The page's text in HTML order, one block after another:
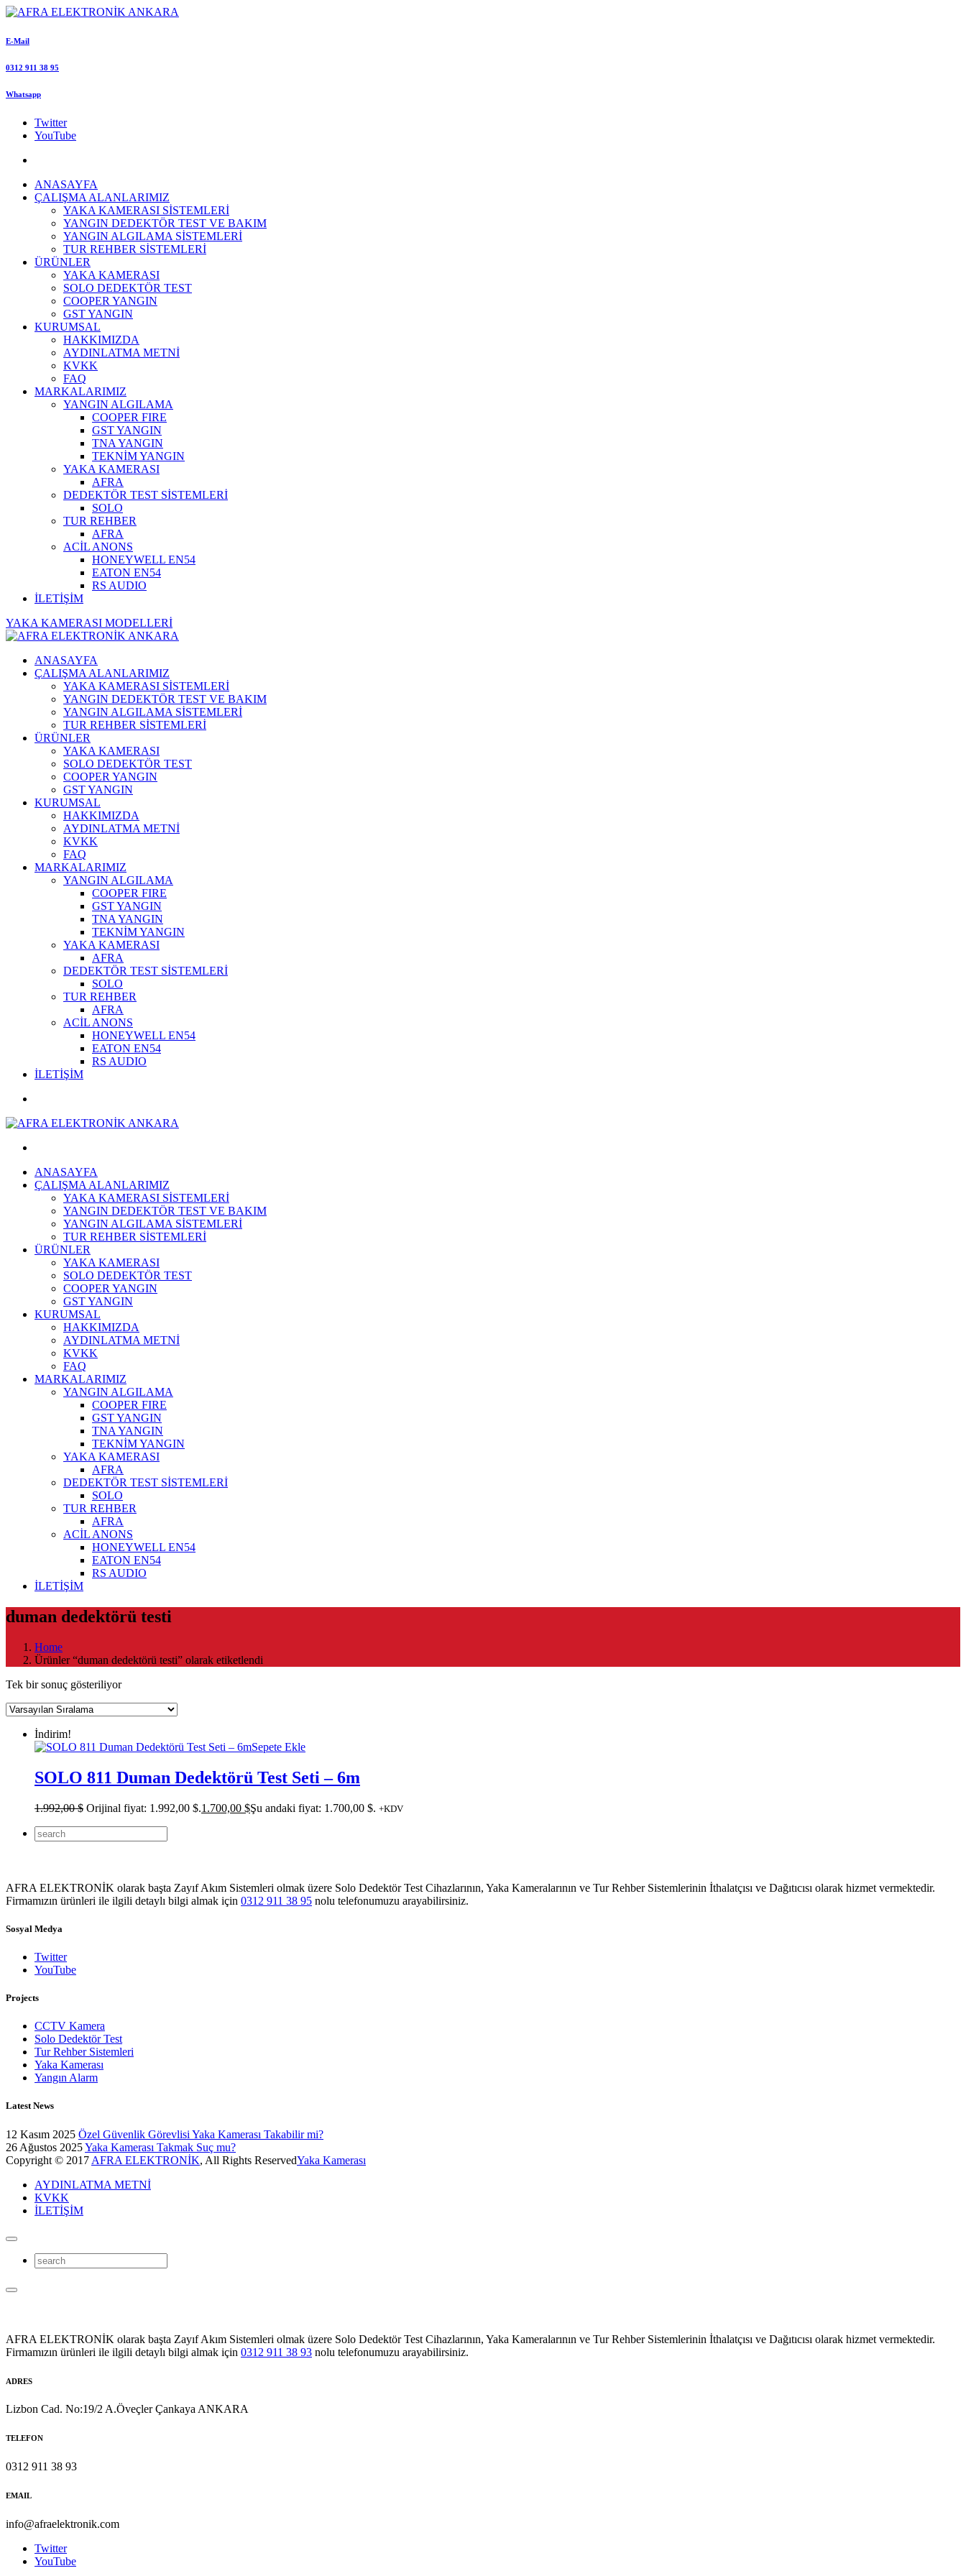
E-Mail
0312 911 38 95
Whatsapp
Twitter
YouTube
ANASAYFA
ÇALIŞMA ALANLARIMIZ
YAKA KAMERASI SİSTEMLERİ
YANGIN DEDEKTÖR TEST VE BAKIM
YANGIN ALGILAMA SİSTEMLERİ
TUR REHBER SİSTEMLERİ
ÜRÜNLER
YAKA KAMERASI
SOLO DEDEKTÖR TEST
COOPER YANGIN
GST YANGIN
KURUMSAL
HAKKIMIZDA
AYDINLATMA METNİ
KVKK
FAQ
MARKALARIMIZ
YANGIN ALGILAMA
COOPER FIRE
GST YANGIN
TNA YANGIN
TEKNİM YANGIN
YAKA KAMERASI
AFRA
DEDEKTÖR TEST SİSTEMLERİ
SOLO
TUR REHBER
AFRA
ACİL ANONS
HONEYWELL EN54
EATON EN54
RS AUDIO
İLETİŞİM
YAKA KAMERASI MODELLERİ
ANASAYFA
ÇALIŞMA ALANLARIMIZ
YAKA KAMERASI SİSTEMLERİ
YANGIN DEDEKTÖR TEST VE BAKIM
YANGIN ALGILAMA SİSTEMLERİ
TUR REHBER SİSTEMLERİ
ÜRÜNLER
YAKA KAMERASI
SOLO DEDEKTÖR TEST
COOPER YANGIN
GST YANGIN
KURUMSAL
HAKKIMIZDA
AYDINLATMA METNİ
KVKK
FAQ
MARKALARIMIZ
YANGIN ALGILAMA
COOPER FIRE
GST YANGIN
TNA YANGIN
TEKNİM YANGIN
YAKA KAMERASI
AFRA
DEDEKTÖR TEST SİSTEMLERİ
SOLO
TUR REHBER
AFRA
ACİL ANONS
HONEYWELL EN54
EATON EN54
RS AUDIO
İLETİŞİM
ANASAYFA
ÇALIŞMA ALANLARIMIZ
YAKA KAMERASI SİSTEMLERİ
YANGIN DEDEKTÖR TEST VE BAKIM
YANGIN ALGILAMA SİSTEMLERİ
TUR REHBER SİSTEMLERİ
ÜRÜNLER
YAKA KAMERASI
SOLO DEDEKTÖR TEST
COOPER YANGIN
GST YANGIN
KURUMSAL
HAKKIMIZDA
AYDINLATMA METNİ
KVKK
FAQ
MARKALARIMIZ
YANGIN ALGILAMA
COOPER FIRE
GST YANGIN
TNA YANGIN
TEKNİM YANGIN
YAKA KAMERASI
AFRA
DEDEKTÖR TEST SİSTEMLERİ
SOLO
TUR REHBER
AFRA
ACİL ANONS
HONEYWELL EN54
EATON EN54
RS AUDIO
İLETİŞİM
duman dedektörü testi
Home
Ürünler “duman dedektörü testi” olarak etiketlendi
Tek bir sonuç gösteriliyor
İndirim!
Sepete Ekle
SOLO 811 Duman Dedektörü Test Seti – 6m
1.992,00$ Orijinal fiyat: 1.992,00 $.1.700,00 $Şu andaki fiyat: 1.700,00 $. +KDV
AFRA ELEKTRONİK olarak başta Zayıf Akım Sistemleri olmak üzere Solo Dedektör Test Cihazlarının, Yaka Kameralarının ve Tur Rehber Sistemlerinin İthalatçısı ve Dağıtıcısı olarak hizmet vermektedir.
Firmamızın ürünleri ile ilgili detaylı bilgi almak için 0312 911 38 95 nolu telefonumuzu arayabilirsiniz.
Sosyal Medya
Twitter
YouTube
Projects
CCTV Kamera
Solo Dedektör Test
Tur Rehber Sistemleri
Yaka Kamerası
Yangın Alarm
Latest News
12 Kasım 2025 Özel Güvenlik Görevlisi Yaka Kamerası Takabilir mi?
26 Ağustos 2025Yaka Kamerası Takmak Suç mu?
Copyright © 2017 AFRA ELEKTRONİK, All Rights ReservedYaka Kamerası
AYDINLATMA METNİ
KVKK
İLETİŞİM
AFRA ELEKTRONİK olarak başta Zayıf Akım Sistemleri olmak üzere Solo Dedektör Test Cihazlarının, Yaka Kameralarının ve Tur Rehber Sistemlerinin İthalatçısı ve Dağıtıcısı olarak hizmet vermektedir.
Firmamızın ürünleri ile ilgili detaylı bilgi almak için 0312 911 38 93 nolu telefonumuzu arayabilirsiniz.
ADRES
Lizbon Cad. No:19/2 A.Öveçler Çankaya ANKARA
TELEFON
0312 911 38 93
EMAIL
info@afraelektronik.com
Twitter
YouTube